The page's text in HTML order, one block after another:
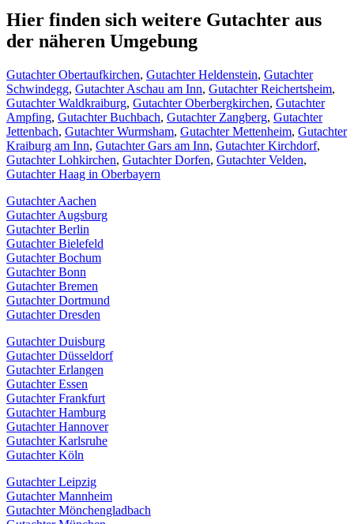
Hier finden sich weitere Gutachter aus
der näheren Umgebung
Gutachter Obertaufkirchen, Gutachter Heldenstein, Gutachter
Schwindegg, Gutachter Aschau am Inn, Gutachter Reichertsheim,
Gutachter Waldkraiburg, Gutachter Oberbergkirchen, Gutachter
Ampfing, Gutachter Buchbach, Gutachter Zangberg, Gutachter
Jettenbach, Gutachter Wurmsham, Gutachter Mettenheim, Gutachter
Kraiburg am Inn, Gutachter Gars am Inn, Gutachter Kirchdorf,
Gutachter Lohkirchen, Gutachter Dorfen, Gutachter Velden,
Gutachter Haag in Oberbayern
Gutachter Aachen
Gutachter Augsburg
Gutachter Berlin
Gutachter Bielefeld
Gutachter Bochum
Gutachter Bonn
Gutachter Bremen
Gutachter Dortmund
Gutachter Dresden
Gutachter Duisburg
Gutachter Düsseldorf
Gutachter Erlangen
Gutachter Essen
Gutachter Frankfurt
Gutachter Hamburg
Gutachter Hannover
Gutachter Karlsruhe
Gutachter Köln
Gutachter Leipzig
Gutachter Mannheim
Gutachter Mönchengladbach